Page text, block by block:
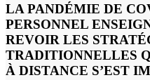
LA PANDÉMIE DE
PERSONNEL
REVOIR LES
TRADITIONNELLES
À DISTANCE S’EST